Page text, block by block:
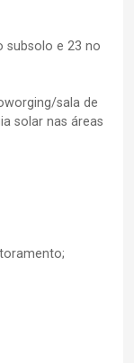
subsolo e 23 no
sala de
solar nas áreas